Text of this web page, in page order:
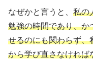
なぜかと言うと、 私の
勉強の時間であり、か
せるのにも関わらず、
から学び直さなければ